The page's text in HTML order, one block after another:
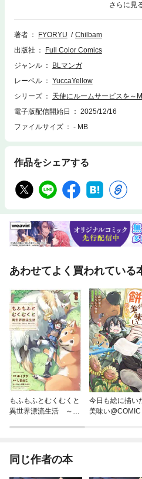
ンとルワンの人生は大きく変わり始める
著者 FYORYU
Chilbam
出版社
Full Color Comics
ジャンル
BLマンガ
レーベル
YuccaYellow
シリーズ
天使にルームサービスを～
電子版配信開始日
2025/12/16
ファイルサイズ
- MB
作品をシェアする
あわせてよく買われている
もふもふとむくむくと
異世界漂流生活 ～お
今日も絵に描い
美味い@COMIC
同じ作者の本